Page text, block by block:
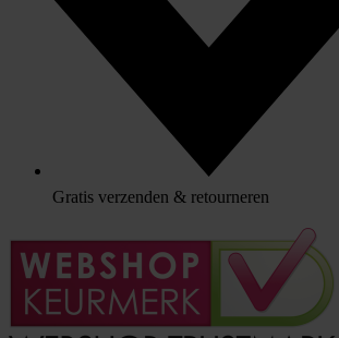
Gratis verzenden & retourneren